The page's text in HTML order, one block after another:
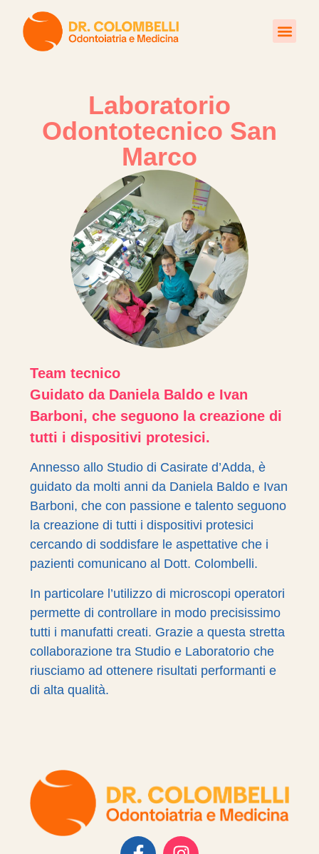
Laboratorio
Odontotecnico San
Marco
Team tecnico
Guidato da Daniela Baldo e Ivan
Barboni, che seguono la creazione di
tutti i dispositivi protesici.
Annesso allo Studio di Casirate d’Adda, è
guidato da molti anni da Daniela Baldo e Ivan
Barboni, che con passione e talento seguono
la creazione di tutti i dispositivi protesici
cercando di soddisfare le aspettative che i
pazienti comunicano al Dott. Colombelli.
In particolare l’utilizzo di microscopi operatori
permette di controllare in modo precisissimo
tutti i manufatti creati. Grazie a questa stretta
collaborazione tra Studio e Laboratorio che
riusciamo ad ottenere risultati performanti e
di alta qualità.